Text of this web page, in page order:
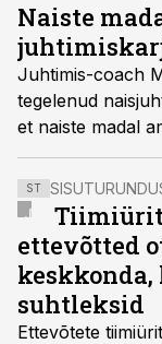
Naiste
Juhtimis-coach
tegelenud
et naiste madal
Küll aga märkab
torpedeerivad.
ST
ettevõtted
suhtleksid
Ettevõtete